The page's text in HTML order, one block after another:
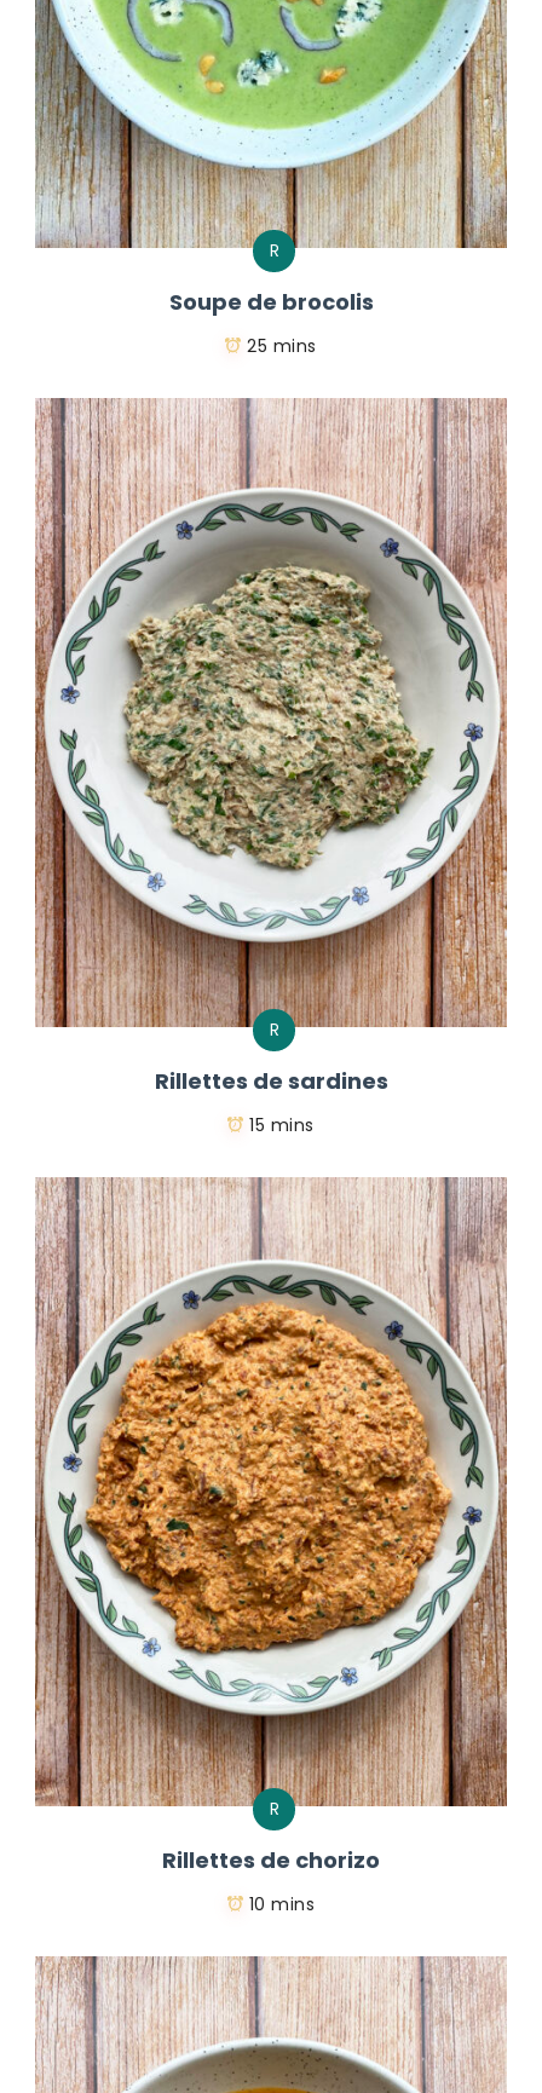
R
Soupe de brocolis
25 mins
R
Rillettes de sardines
15 mins
R
Rillettes de chorizo
10 mins